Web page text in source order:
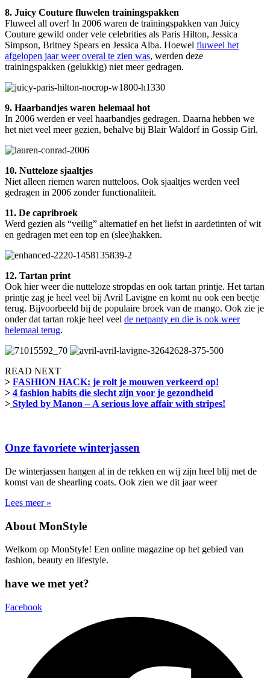
8. Juicy Couture fluwelen trainingspakken
Fluweel all over! In 2006 waren de trainingspakken van Juicy
Couture gewild onder vele celebrities als Paris Hilton, Jessica
Simpson, Britney Spears en Jessica Alba. Hoewel fluweel het
afgelopen jaar weer overal te zien was, werden deze
trainingspakken (gelukkig) niet meer gedragen.
9. Haarbandjes waren helemaal hot
In 2006 werden er veel haarbandjes gedragen. Daarna hebben we
het niet veel meer gezien, behalve bij Blair Waldorf in Gossip Girl.
10. Nutteloze sjaaltjes
Niet alleen riemen waren nutteloos. Ook sjaaltjes werden veel
gedragen in 2006 zonder functionaliteit.
11. De capribroek
Werd gezien als “veilig” alternatief en het liefst in aardetinten of wit
en gedragen met een top en (slee)hakken.
12. Tartan print
Ook hier weer die nutteloze stropdas en ook tartan printje. Het tartan
printje zag je heel veel bij Avril Lavigne en komt nu ook een beetje
terug. Bijvoorbeeld bij de populaire broek van de mango. Ook zie je
onder dat tartan rokje heel veel de netpanty en die is ook weer
helemaal terug.
READ NEXT
> FASHION HACK: je rolt je mouwen verkeerd op!
> 4 fashion habits die slecht zijn voor je gezondheid
> Styled by Manon – A serious love affair with stripes!
Onze favoriete winterjassen
De winterjassen hangen al in de rekken en wij zijn heel blij met de
komst van de shearling coats. Ook zien we dit jaar weer
Lees meer »
About MonStyle
Welkom op MonStyle! Een online magazine op het gebied van
fashion, beauty en lifestyle.
have we met yet?
Facebook